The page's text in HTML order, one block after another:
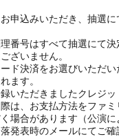
お申込みいただき、抽選
番号はすべて抽選にて決
ざいません。
ード決済をお選びいただ
ます。
いただきましたクレジッ
は、お支払方法をファ
場合があります（公演に
発表時のメールにてご確